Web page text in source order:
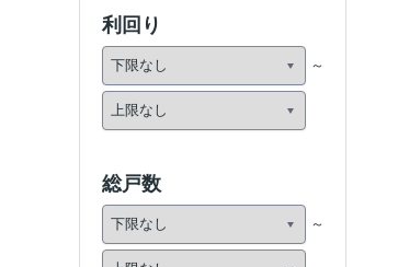
利回り
総戸数